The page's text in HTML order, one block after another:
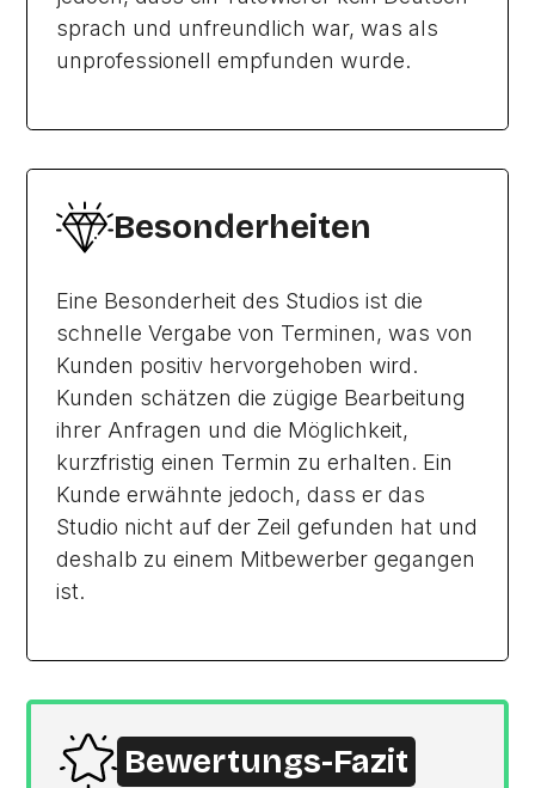
sprach und unfreundlich war, was als
unprofessionell empfunden wurde.
Besonderheiten
Eine Besonderheit des Studios ist die
schnelle Vergabe von Terminen, was von
Kunden positiv hervorgehoben wird.
Kunden schätzen die zügige Bearbeitung
ihrer Anfragen und die Möglichkeit,
kurzfristig einen Termin zu erhalten. Ein
Kunde erwähnte jedoch, dass er das
Studio nicht auf der Zeil gefunden hat und
deshalb zu einem Mitbewerber gegangen
ist.
Bewertungs-Fazit